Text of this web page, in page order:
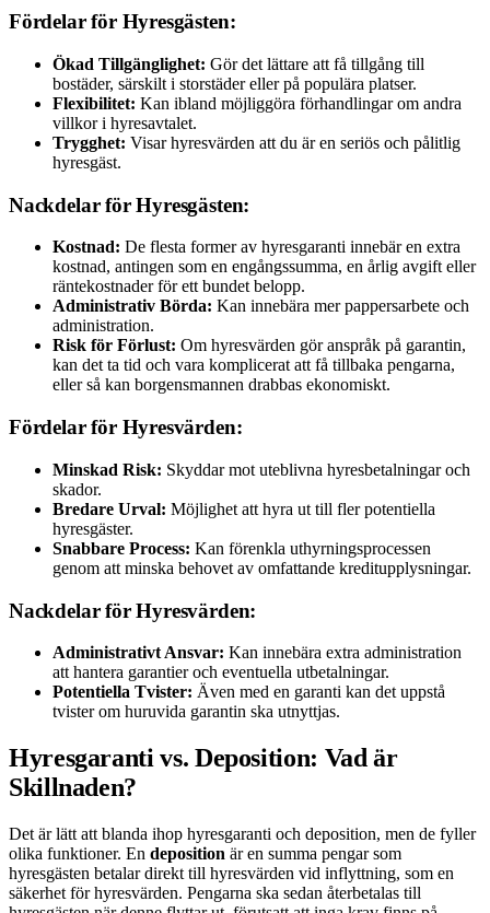
Fördelar för Hyresgästen:
Ökad Tillgänglighet: Gör det lättare att få tillgång till
bostäder, särskilt i storstäder eller på populära platser.
Flexibilitet: Kan ibland möjliggöra förhandlingar om andra
villkor i hyresavtalet.
Trygghet: Visar hyresvärden att du är en seriös och pålitlig
hyresgäst.
Nackdelar för Hyresgästen:
Kostnad: De flesta former av hyresgaranti innebär en extra
kostnad, antingen som en engångssumma, en årlig avgift eller
räntekostnader för ett bundet belopp.
Administrativ Börda: Kan innebära mer pappersarbete och
administration.
Risk för Förlust: Om hyresvärden gör anspråk på garantin,
kan det ta tid och vara komplicerat att få tillbaka pengarna,
eller så kan borgensmannen drabbas ekonomiskt.
Fördelar för Hyresvärden:
Minskad Risk: Skyddar mot uteblivna hyresbetalningar och
skador.
Bredare Urval: Möjlighet att hyra ut till fler potentiella
hyresgäster.
Snabbare Process: Kan förenkla uthyrningsprocessen
genom att minska behovet av omfattande kreditupplysningar.
Nackdelar för Hyresvärden:
Administrativt Ansvar: Kan innebära extra administration
att hantera garantier och eventuella utbetalningar.
Potentiella Tvister: Även med en garanti kan det uppstå
tvister om huruvida garantin ska utnyttjas.
Hyresgaranti vs. Deposition: Vad är
Skillnaden?
Det är lätt att blanda ihop hyresgaranti och deposition, men de fyller
olika funktioner. En deposition är en summa pengar som
hyresgästen betalar direkt till hyresvärden vid inflyttning, som en
säkerhet för hyresvärden. Pengarna ska sedan återbetalas till